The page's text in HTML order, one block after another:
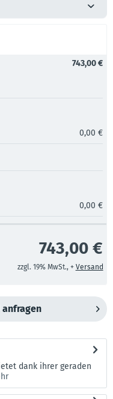
743,00 €
0,00 €
0,00 €
743,00 €
zzgl. 19% MwSt., + Versand
dank ihrer geraden